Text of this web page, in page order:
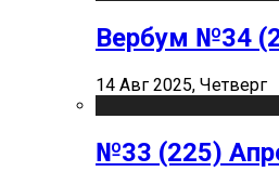
Вербум №34
14 Авг 2025, Четверг
№33 (225)